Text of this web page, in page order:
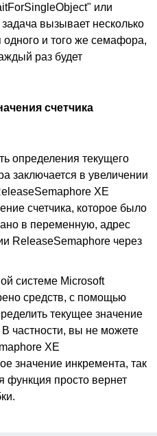
или
вызывает несколько
и того же семафора,
раз будет
счетчика
определения текущего
заключается в увеличении
XE
счетчика, которое было
в переменную, адрес
ReleaseSemaphore через
системе Microsoft
средств, с помощью
текущее значение
частности, вы не можете
XE
значение инкремента, так
функция просто вернет